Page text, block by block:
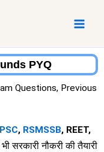
PYQ
Questions, Previous
, RSMSSB, REET,
सरकारी नौकरी की तैयारी